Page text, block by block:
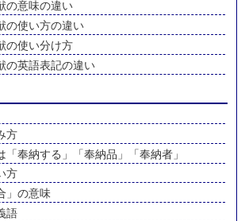
の意味の違い
の使い方の違い
の使い分け方
の英語表記の違い
方
「奉納する」「奉納品」「奉納者」
方
」の意味
語